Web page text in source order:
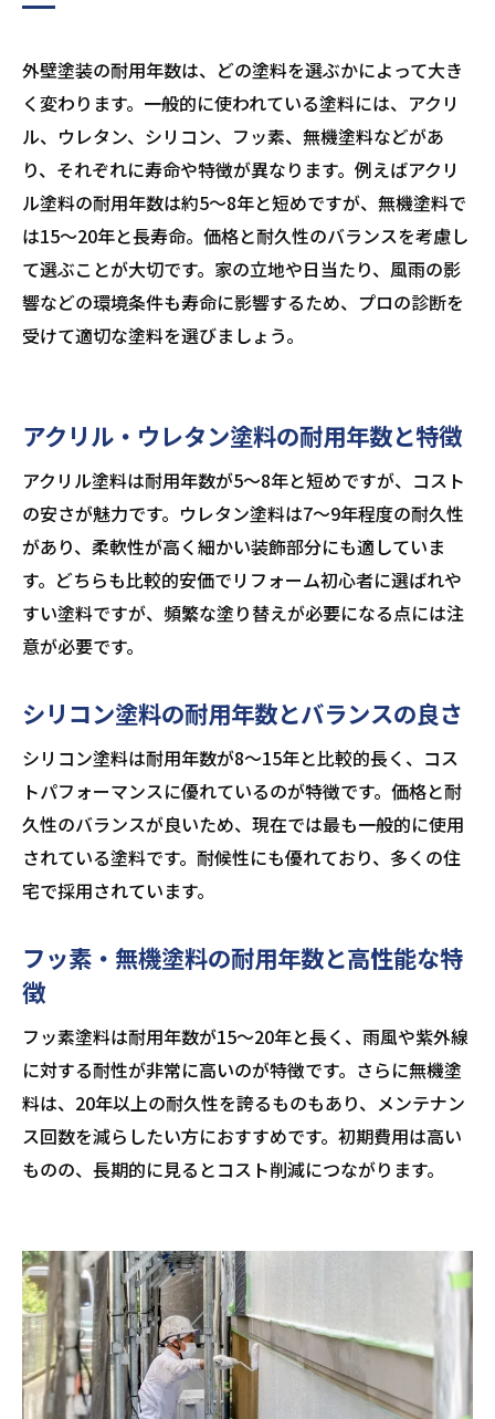
外壁塗装の耐用年数は、どの塗料を選ぶかによって大き
く変わります。一般的に使われている塗料には、アクリ
ル、ウレタン、シリコン、フッ素、無機塗料などがあ
り、それぞれに寿命や特徴が異なります。例えばアクリ
ル塗料の耐用年数は約5〜8年と短めですが、無機塗料で
は15〜20年と長寿命。価格と耐久性のバランスを考慮し
て選ぶことが大切です。家の立地や日当たり、風雨の影
響などの環境条件も寿命に影響するため、プロの診断を
受けて適切な塗料を選びましょう。
アクリル・ウレタン塗料の耐用年数と特徴
アクリル塗料は耐用年数が5〜8年と短めですが、コスト
の安さが魅力です。ウレタン塗料は7〜9年程度の耐久性
があり、柔軟性が高く細かい装飾部分にも適していま
す。どちらも比較的安価でリフォーム初心者に選ばれや
すい塗料ですが、頻繁な塗り替えが必要になる点には注
意が必要です。
シリコン塗料の耐用年数とバランスの良さ
シリコン塗料は耐用年数が8〜15年と比較的長く、コス
トパフォーマンスに優れているのが特徴です。価格と耐
久性のバランスが良いため、現在では最も一般的に使用
されている塗料です。耐候性にも優れており、多くの住
宅で採用されています。
フッ素・無機塗料の耐用年数と高性能な特
徴
フッ素塗料は耐用年数が15〜20年と長く、雨風や紫外線
に対する耐性が非常に高いのが特徴です。さらに無機塗
料は、20年以上の耐久性を誇るものもあり、メンテナン
ス回数を減らしたい方におすすめです。初期費用は高い
ものの、長期的に見るとコスト削減につながります。